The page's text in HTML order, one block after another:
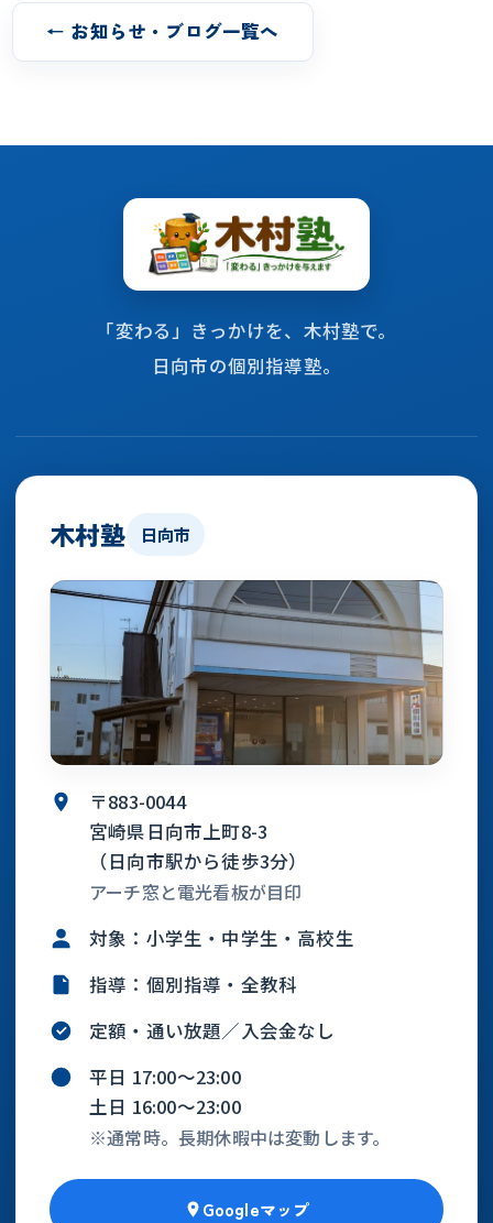
← お知らせ・ブログ一覧へ
「変わる」きっかけを、木村塾で。
日向市の個別指導塾。
木村塾 日向市
〒883-0044
宮崎県日向市上町8-3
（日向市駅から徒歩3分）
アーチ窓と電光看板が目印
対象：小学生・中学生・高校生
指導：個別指導・全教科
定額・通い放題／入会金なし
平日 17:00〜23:00
土日 16:00〜23:00
※通常時。長期休暇中は変動します。
Googleマップ